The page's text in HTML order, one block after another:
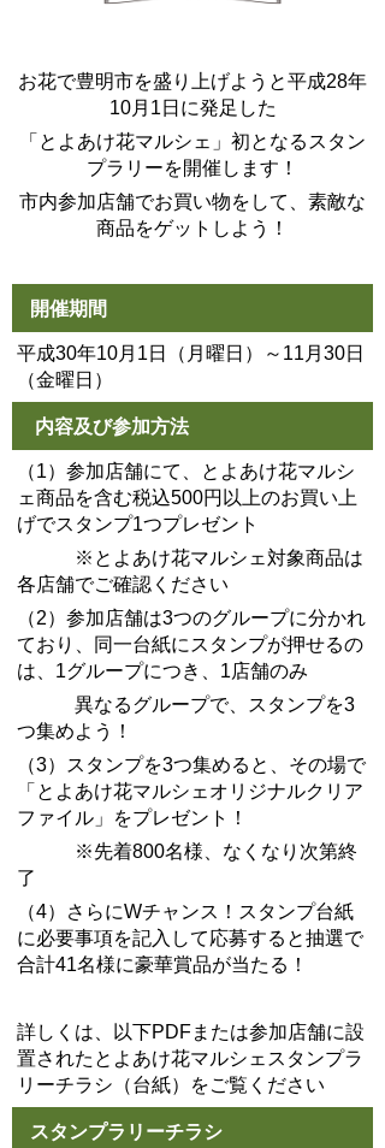
お花で豊明市を盛り上げようと平成28年
10月1日に発足した
「とよあけ花マルシェ」初となるスタン
プラリーを開催します！
市内参加店舗でお買い物をして、素敵な
商品をゲットしよう！
開催期間
平成30年10月1日（月曜日）～11月30日
（金曜日）
内容及び参加方法
（1）参加店舗にて、とよあけ花マルシ
ェ商品を含む税込500円以上のお買い上
げでスタンプ1つプレゼント
※とよあけ花マルシェ対象商品は
各店舗でご確認ください
（2）参加店舗は3つのグループに分かれ
ており、同一台紙にスタンプが押せるの
は、1グループにつき、1店舗のみ
異なるグループで、スタンプを3
つ集めよう！
（3）スタンプを3つ集めると、その場で
「とよあけ花マルシェオリジナルクリア
ファイル」をプレゼント！
※先着800名様、なくなり次第終
了
（4）さらにWチャンス！スタンプ台紙
に必要事項を記入して応募すると抽選で
合計41名様に豪華賞品が当たる！
詳しくは、以下PDFまたは参加店舗に設
置されたとよあけ花マルシェスタンプラ
リーチラシ（台紙）をご覧ください
スタンプラリーチラシ